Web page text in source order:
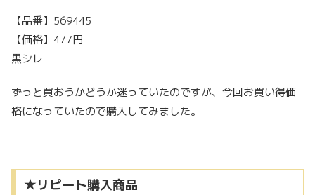
【品番】569445
【価格】477円
黒シレ
ずっと買おうかどうか迷っていたのですが、今回お買い得価
格になっていたので購入してみました。
★リピート購入商品